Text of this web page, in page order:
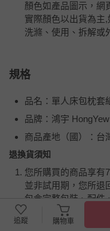
顏色如產品圖示，網
實際顏色以出貨為主
洗滌、使用、拆解或
規格
品名：單人床包枕套
品牌：鴻宇 HongYew
商品產地（國）：台
退換貨須知
您所購買的商品享有
並非試用期，您所退
包含完整包裝、配件
追蹤 購物車